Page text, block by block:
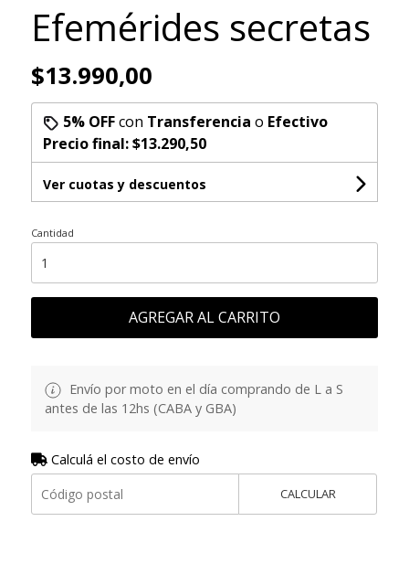
Efemérides secretas
$13.990,00
5% OFFcon Transferencia o Efectivo
Precio final:$13.290,50
Ver cuotas y descuentos
Cantidad
AGREGAR AL CARRITO
Envío por moto en el día comprando de L a S
antes de las 12hs (CABA y GBA)
Calculá el costo de envío
CALCULAR